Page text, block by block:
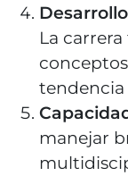
La
tendencia
manejar